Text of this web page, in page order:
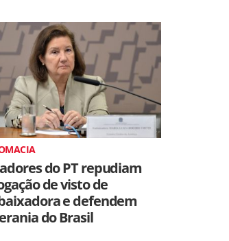
do PT repudiam
de visto de
e defendem
do Brasil